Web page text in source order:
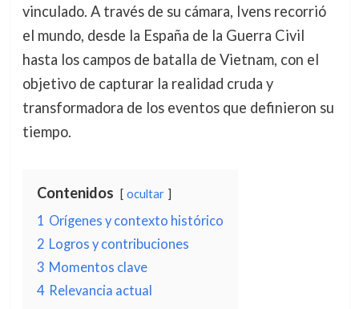
vinculado. A través de su cámara, Ivens recorrió
el mundo, desde la España de la Guerra Civil
hasta los campos de batalla de Vietnam, con el
objetivo de capturar la realidad cruda y
transformadora de los eventos que definieron su
tiempo.
Contenidos ocultar
1 Orígenes y contexto histórico
2 Logros y contribuciones
3 Momentos clave
4 Relevancia actual